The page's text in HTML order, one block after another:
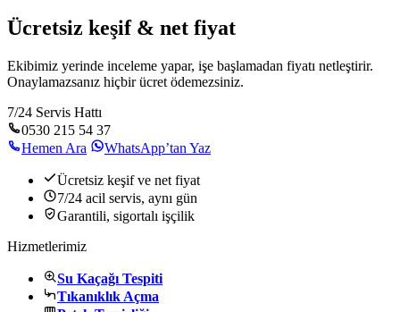
Ücretsiz keşif & net fiyat
Ekibimiz yerinde inceleme yapar, işe başlamadan fiyatı netleştirir.
Onaylamazsanız hiçbir ücret ödemezsiniz.
7/24 Servis Hattı
0530 215 54 37
Hemen Ara
WhatsApp’tan Yaz
Ücretsiz keşif ve net fiyat
7/24 acil servis, aynı gün
Garantili, sigortalı işçilik
Hizmetlerimiz
Su Kaçağı Tespiti
Tıkanıklık Açma